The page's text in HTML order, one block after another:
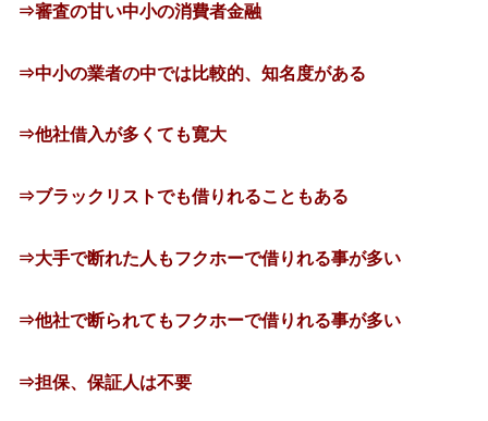
⇒審査の甘い中小の消費者金融
⇒中小の業者の中では比較的、知名度がある
⇒他社借入が多くても寛大
⇒ブラックリストでも借りれることもある
⇒大手で断れた人もフクホーで借りれる事が多い
⇒他社で断られてもフクホーで借りれる事が多い
⇒担保、保証人は不要